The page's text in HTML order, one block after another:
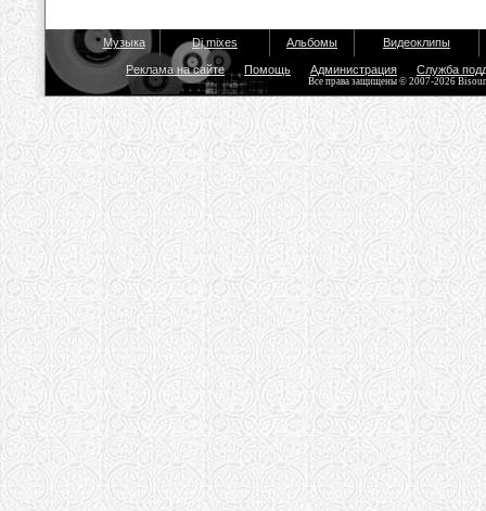
Музыка Dj mixes Альбомы Видеоклипы
Реклама на сайте Помощь Администрация Служба
Все права защищены © 2007-2026